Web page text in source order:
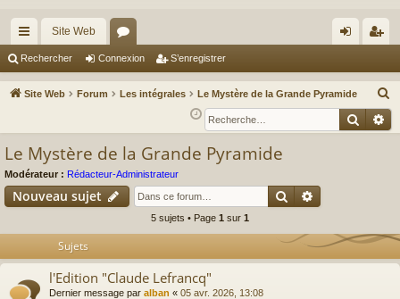
cc
ès
Site Web
or
u ne
xi
nr
eg
Rechercher Connexion S’enregistrer
Site Web Forum Les intégrales Le Mystère de la Grande Pyramide
e
c
Le Mystère de la Grande Pyramide
Modérateur : Rédacteur-Administrateur
Nouveau sujet Rechercher
5 sujets • Page 1 sur 1
Sujets
l'Edition "Claude Lefrancq"
Dernier message par alban « 05 avr. 2026, 13:08